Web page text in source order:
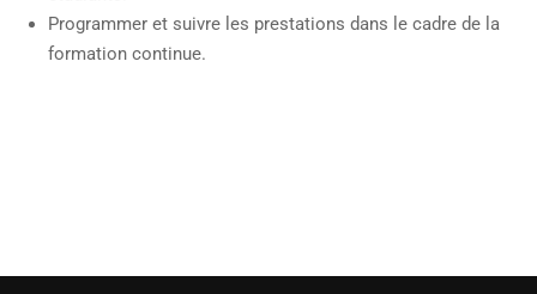
Programmer et suivre les prestations dans le cadre de la
formation continue.